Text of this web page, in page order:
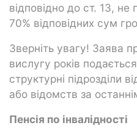
відповідно до ст. 13,
70% відповідних сум
Зверніть увагу! Заява
вислугу років
структурні підрозділи
або відомств за
Пенсія по інвалідності